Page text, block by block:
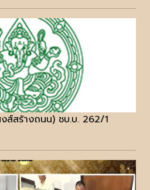
ส์สร้างถนน) ชบ.บ. 262/1